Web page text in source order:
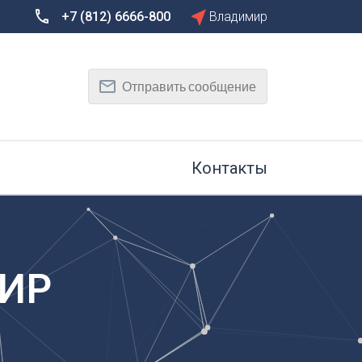
Дону
Тамбов
Тюмень
Улан-Удэ
Ульяновск
Хабаровск
+7 (812) 6666-800 Владимир
Отправить сообщение
Контакты